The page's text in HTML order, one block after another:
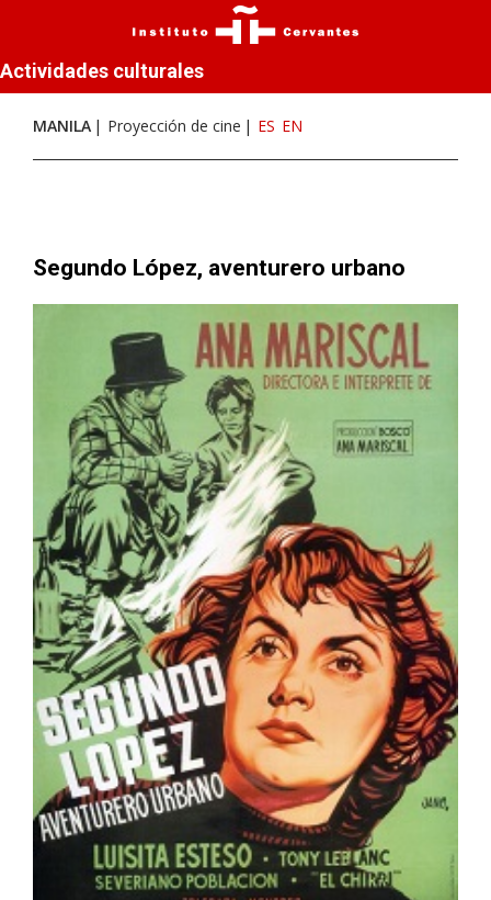
Actividades culturales
MANILA Proyección de cine ES EN
Segundo López, aventurero urbano